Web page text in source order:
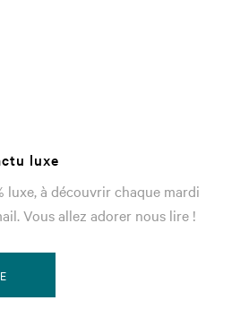
luxe
luxe, à découvrir chaque mardi
Vous allez adorer nous lire !